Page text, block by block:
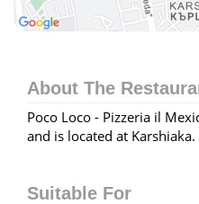
About The
Poco Loco - Pizzeria il
and is located at
Suitable For